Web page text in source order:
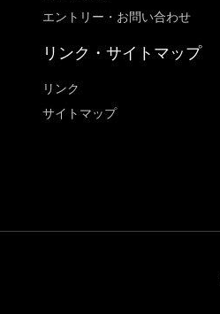
エントリー・お問い合わせ
リンク・サイトマップ
リンク
サイトマップ